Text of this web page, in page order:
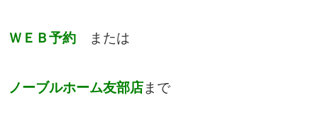
ＷＥＢ予約または
ノーブルホーム友部店まで